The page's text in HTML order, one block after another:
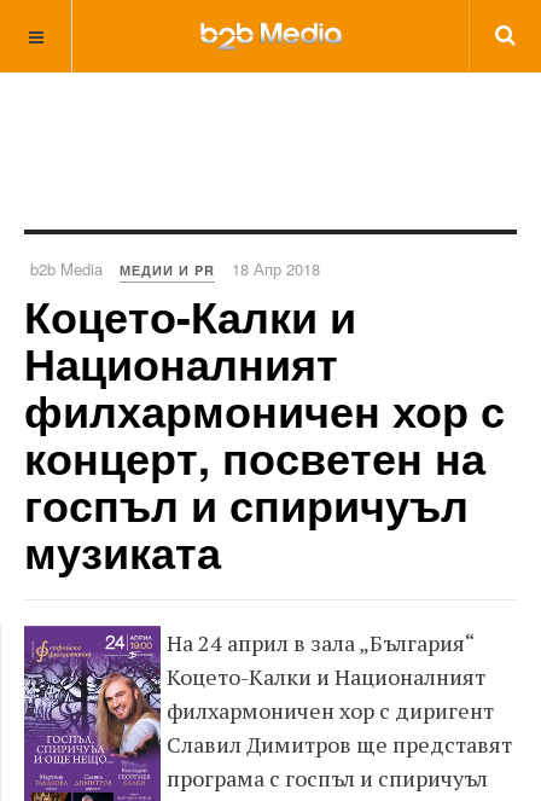
b2b Media МЕДИИ И PR 18 Апр 2018
Коцето-Калки и
Националният
филхармоничен хор с
концерт, посветен на
госпъл и спиричуъл
музиката
На 24 април в зала „България“
Коцето-Калки и Националният
филхармоничен хор с диригент
Славил Димитров ще представят
програма с госпъл и спиричуъл